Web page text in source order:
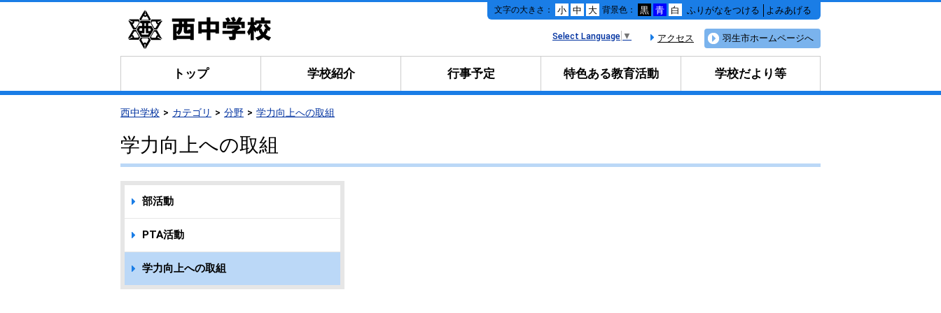
本
文
文字の大きさ： 小 中 大 背景色： 黒 青 白 ふりがなをつける よみあげる
羽生市ホームページへ
アクセス
Select Language ▼
トップ 学校紹介 行事予定 特色ある教育活動 学校だより等
西中学校 カテゴリ 分野 学力向上への取組
学力向上への取組
部活動
PTA活動
学力向上への取組